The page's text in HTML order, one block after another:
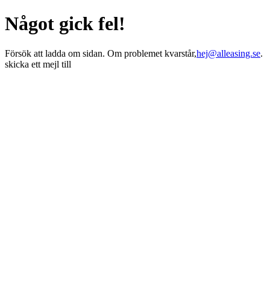
Något gick fel!
Försök att ladda om sidan. Om problemet kvarstår,hej@alleasing.se.
skicka ett mejl till